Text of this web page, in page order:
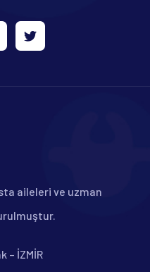
aileleri ve uzman
– İZMİR